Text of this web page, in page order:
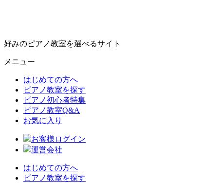
好みのピアノ教室を選べるサイト
メニュー
はじめての方へ
ピアノ教室を探す
ピアノ初心者特集
ピアノ教室Q&A
お気に入り
お客様ログイン
運営会社
はじめての方へ
ピアノ教室を探す